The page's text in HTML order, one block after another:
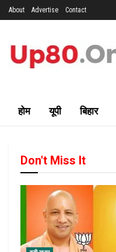
About Advertise Contact
होम यूपी बिहार
Don't Miss It